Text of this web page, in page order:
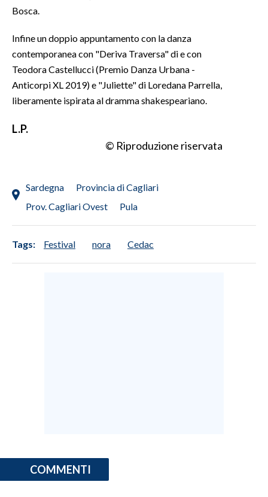
Bosca.
Infine un doppio appuntamento con la danza
contemporanea con "Deriva Traversa" di e con
Teodora Castellucci (Premio Danza Urbana -
Anticorpi XL 2019) e "Juliette" di Loredana Parrella,
liberamente ispirata al dramma shakespeariano.
L.P.
© Riproduzione riservata
Sardegna
Provincia di Cagliari
Prov. Cagliari Ovest
Pula
Tags: Festival nora Cedac
COMMENTI